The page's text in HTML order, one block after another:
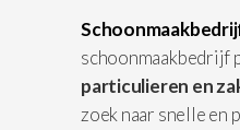
schoonmaakbedrijf
particulieren en
zoek naar snelle en